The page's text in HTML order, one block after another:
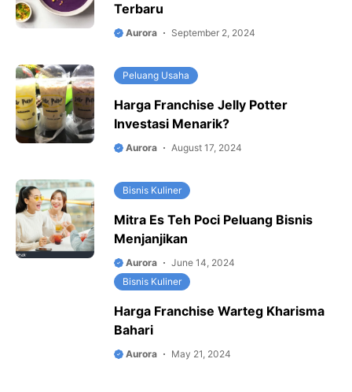
Terbaru
Aurora September 2, 2024
Peluang Usaha
Harga Franchise Jelly Potter
Investasi Menarik?
Aurora August 17, 2024
Bisnis Kuliner
Mitra Es Teh Poci Peluang Bisnis
Menjanjikan
Aurora
June 14, 2024
Bisnis Kuliner
Harga Franchise Warteg Kharisma
Bahari
Aurora May 21, 2024